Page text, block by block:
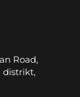
Road,
distrikt,